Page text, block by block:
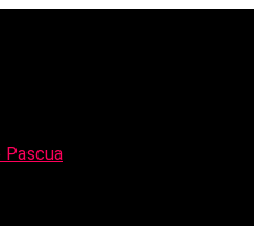
Pascua